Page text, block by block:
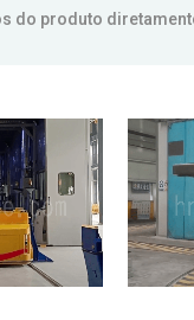
do produto